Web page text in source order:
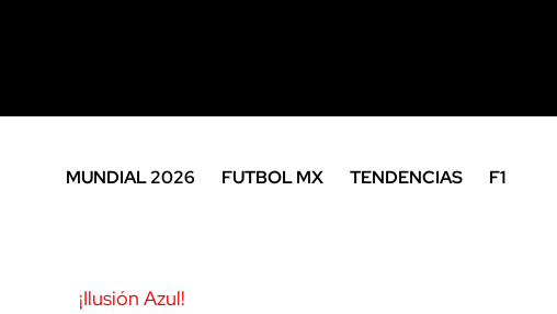
MUNDIAL 2026 FUTBOL MX TENDENCIAS
F1
¡Ilusión Azul!